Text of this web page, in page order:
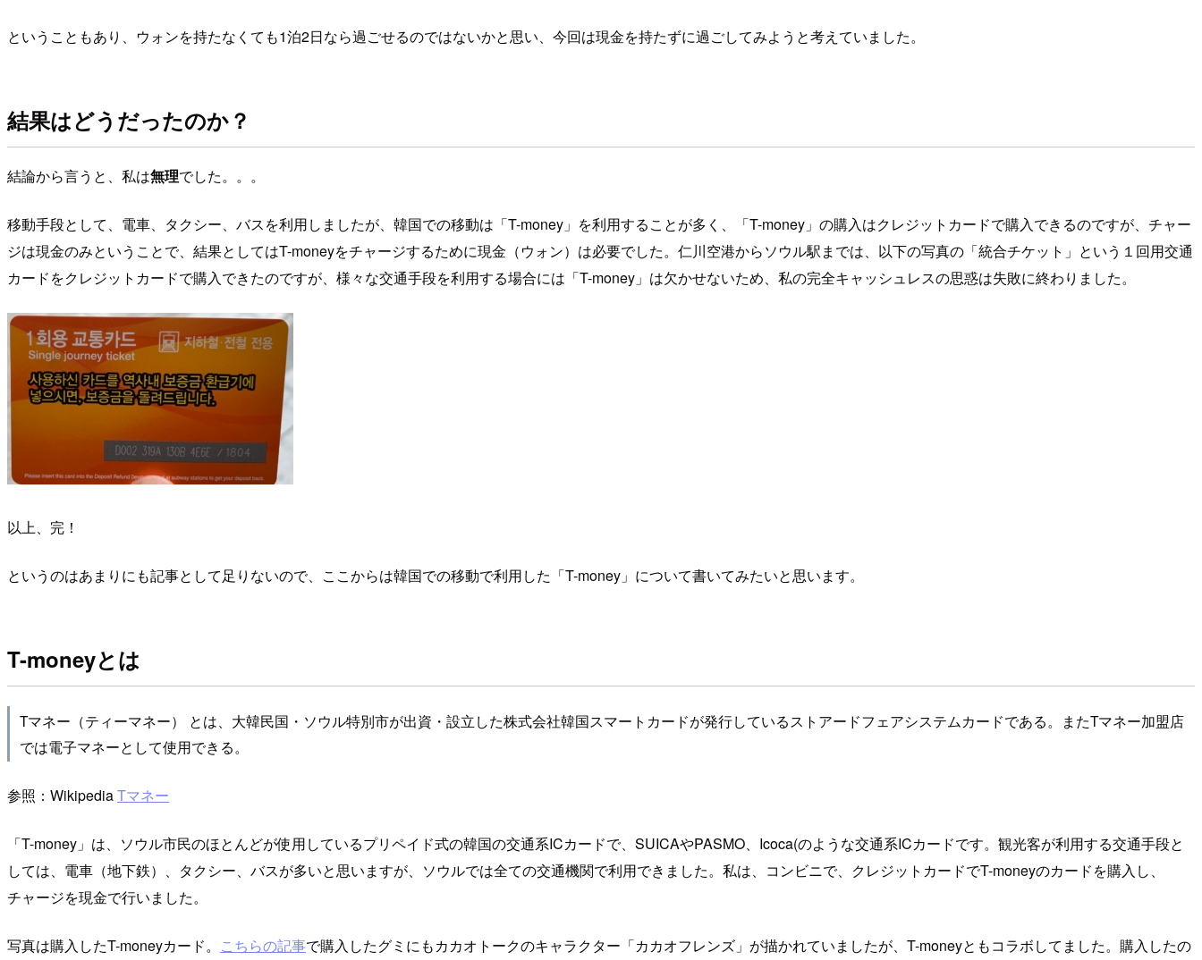
ということもあり、ウォンを持たなくても1泊2日なら過ごせるのではないかと思い、今回は現金を持たずに過ごしてみようと考えていました。
結果はどうだったのか？
結論から言うと、私は無理でした。。。
移動手段として、電車、タクシー、バスを利用しましたが、韓国での移動は「T-money」を利用することが多く、「T-money」の購入はクレジットカードで購入できるのですが、チャー
ジは現金のみということで、結果としてはT-moneyをチャージするために現金（ウォン）は必要でした。仁川空港からソウル駅までは、以下の写真の「統合チケット」という１回用交通
カードをクレジットカードで購入できたのですが、様々な交通手段を利用する場合には「T-money」は欠かせないため、私の完全キャッシュレスの思惑は失敗に終わりました。
以上、完！
というのはあまりにも記事として足りないので、ここからは韓国での移動で利用した「T-money」について書いてみたいと思います。
T-moneyとは
Tマネー（ティーマネー） とは、大韓民国・ソウル特別市が出資・設立した株式会社韓国スマートカードが発行しているストアードフェアシステムカードである。またTマネー加盟店
では電子マネーとして使用できる。
参照：WikipediaTマネー
「T-money」は、ソウル市民のほとんどが使用しているプリペイド式の韓国の交通系ICカードで、SUICAやPASMO、Icoca(のような交通系ICカードです。観光客が利用する交通手段と
しては、電車（地下鉄）、タクシー、バスが多いと思いますが、ソウルでは全ての交通機関で利用できました。私は、コンビニで、クレジットカードでT-moneyのカードを購入し、
チャージを現金で行いました。
写真は購入したT-moneyカード。 こちらの記事で購入したグミにもカカオトークのキャラクター「カカオフレンズ」が描かれていましたが、T-moneyともコラボしてました。購入したの